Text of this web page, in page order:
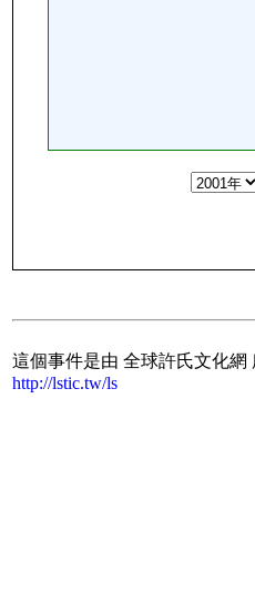
這個事件是由 全球許氏文化網
http://lstic.tw/ls